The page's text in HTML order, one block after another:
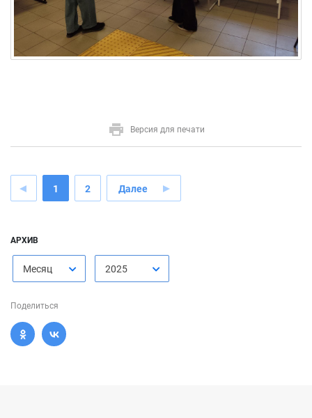
Версия для печати
1 2 Далее
АРХИВ
Месяц 2025
Поделиться